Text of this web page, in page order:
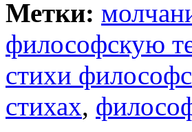
Метки:
философскую
стихи
стихах,